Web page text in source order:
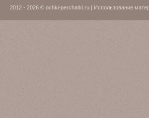
2012 - 2026 © ochki-perchatki.ru | Использование